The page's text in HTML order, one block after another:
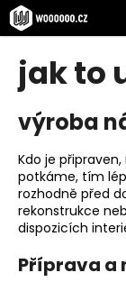
Přejít
na
obsah
jak to
výroba
Kdo je
potkáme, tím
rozhodně před
rekonstrukce
dispozicích
Příprava a
K
o
C
o
o
t
ř
e
b